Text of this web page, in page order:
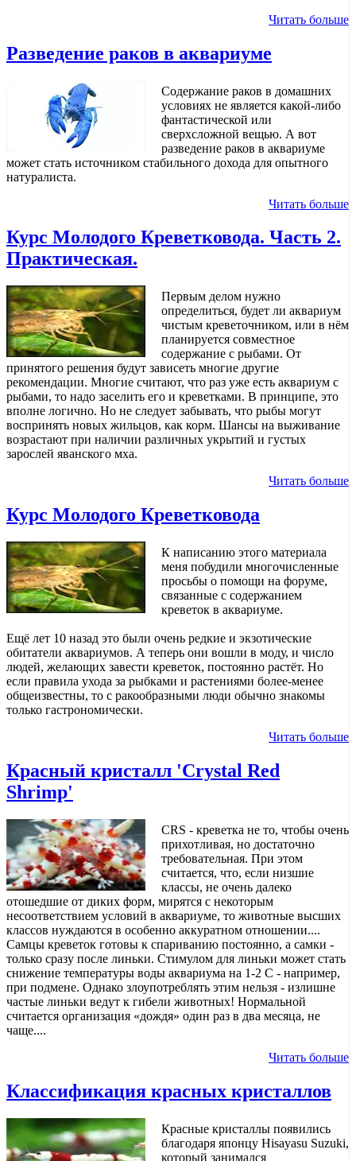
Читать больше
Разведение раков в аквариуме
Содержание раков в домашних
условиях не является какой-либо
фантастической или
сверхсложной вещью. А вот
разведение раков в аквариуме
может стать источником стабильного дохода для опытного
натуралиста.
Читать больше
Курс Молодого Креветковода. Часть 2.
Практическая.
Первым делом нужно
определиться, будет ли аквариум
чистым креветочником, или в нём
планируется совместное
содержание с рыбами. От
принятого решения будут зависеть многие другие
рекомендации. Многие считают, что раз уже есть аквариум с
рыбами, то надо заселить его и креветками. В принципе, это
вполне логично. Но не следует забывать, что рыбы могут
воспринять новых жильцов, как корм. Шансы на выживание
возрастают при наличии различных укрытий и густых
зарослей яванского мха.
Читать больше
Курс Молодого Креветковода
К написанию этого материала
меня побудили многочисленные
просьбы о помощи на форуме,
связанные с содержанием
креветок в аквариуме.
Ещё лет 10 назад это были очень редкие и экзотические
обитатели аквариумов. А теперь они вошли в моду, и число
людей, желающих завести креветок, постоянно растёт. Но
если правила ухода за рыбками и растениями более-менее
общеизвестны, то с ракообразными люди обычно знакомы
только гастрономически.
Читать больше
Красный кристалл 'Crystal Red
Shrimp'
CRS - креветка не то, чтобы очень
прихотливая, но достаточно
требовательная. При этом
считается, что, если низшие
классы, не очень далеко
отошедшие от диких форм, мирятся с некоторым
несоответствием условий в аквариуме, то животные высших
классов нуждаются в особенно аккуратном отношении....
Самцы креветок готовы к спариванию постоянно, а самки -
только сразу после линьки. Стимулом для линьки может стать
снижение температуры воды аквариума на 1-2 С - например,
при подмене. Однако злоупотреблять этим нельзя - излишне
частые линьки ведут к гибели животных! Нормальной
считается организация «дождя» один раз в два месяца, не
чаще....
Читать больше
Классификация красных кристаллов
Красные кристаллы появились
благодаря японцу Hisayasu Suzuki,
который занимался